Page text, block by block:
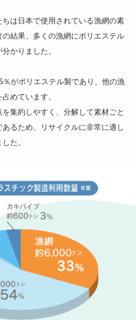
は日本で使用されている漁網の素
結果、多くの漁網にポリエステル
かりました。
がポリエステル製であり、他の漁
めています。
集約しやすく、分解して素材ごと
るため、リサイクルに非常に適し
た。